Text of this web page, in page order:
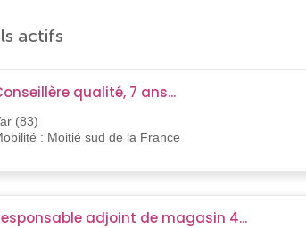
actifs
qualité, 7 ans...
(83)
: Moitié sud de la France
adjoint de magasin 4...